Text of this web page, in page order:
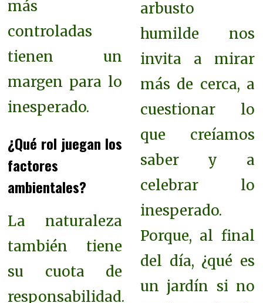
más
controladas
tienen un
margen para lo
inesperado.
¿Qué rol juegan los
factores
ambientales?
La naturaleza
también tiene
su cuota de
responsabilidad.
arbusto
humilde nos
invita a mirar
más de cerca, a
cuestionar lo
que creíamos
saber y a
celebrar lo
inesperado.
Porque, al final
del día, ¿qué es
un jardín si no